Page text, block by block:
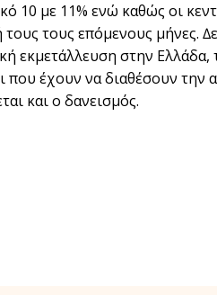
10 µε 11% ενώ καθώς οι
τους τους επόµενους µήνες.
εκµετάλλευση στην
που έχουν να διαθέσουν την
και ο δανεισµός.